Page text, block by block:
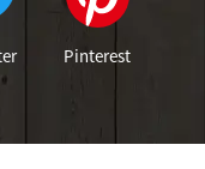
Pinterest